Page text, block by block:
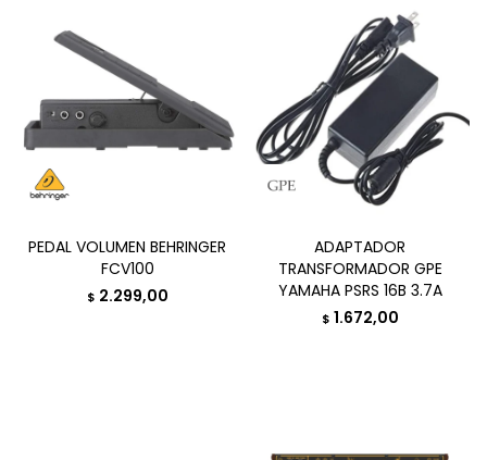
PEDAL VOLUMEN BEHRINGER
FCV100
$ 2.299,00
ADAPTADOR
TRANSFORMADOR GPE
YAMAHA PSRS 16B 3.7A
$ 1.672,00